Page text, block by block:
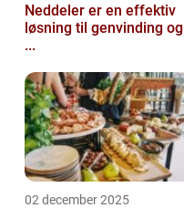
Neddeler er en effektiv
løsning til genvinding og
...
02 december 2025